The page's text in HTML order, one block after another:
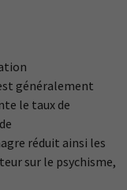
généralement
le taux de
réduit ainsi les
sur le psychisme,